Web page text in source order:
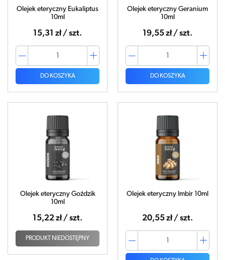
Olejek eteryczny Eukaliptus
10ml
15,31 zł / szt.
DO KOSZYKA
Olejek eteryczny Geranium
10ml
19,55 zł / szt.
DO KOSZYKA
Olejek eteryczny Goździk
10ml
15,22 zł / szt.
PRODUKT NIEDOSTĘPNY
Olejek eteryczny Imbir 10ml
20,55 zł / szt.